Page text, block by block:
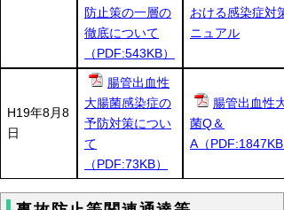
防止策の一層の
徹底について
（PDF:543KB）
おける感染症対
ニュアル
H19年8月8
日
腸管出血性
大腸菌感染症の
予防対策につい
て
（PDF:73KB）
腸管出血性大
菌Q＆
A（PDF:1847KB